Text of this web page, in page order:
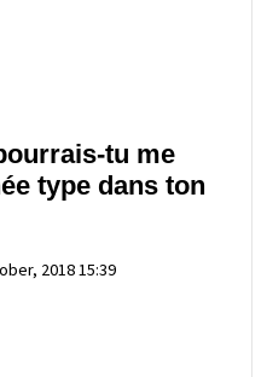
tu me
type dans ton
2018 15:39